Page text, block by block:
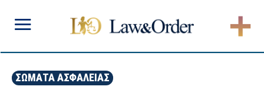
ΣΩΜΑΤΑ ΑΣΦΑΛΕΙΑΣ